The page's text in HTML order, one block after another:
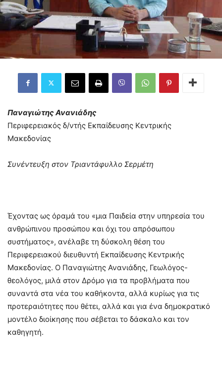
Παναγιώτης Ανανιάδης
Περιφερειακός δ/ντής Εκπαίδευσης Κεντρικής
Μακεδονίας
Συνέντευξη στον Τριαντάφυλλο Σερμέτη
Έχοντας ως όραμά του «μια Παιδεία στην υπηρεσία του
ανθρώπινου προσώπου και όχι του απρόσωπου
συστήματος», ανέλαβε τη δύσκολη θέση του
Περιφερειακού διευθυντή Εκπαίδευσης Κεντρικής
Μακεδονίας. Ο Παναγιώτης Ανανιάδης, Γεωλόγος-
θεολόγος, μιλά στον Δρόμο για τα προβλήματα που
συναντά στα νέα του καθήκοντα, αλλά κυρίως για τις
προτεραιότητες που θέτει, αλλά και για ένα δημοκρατικό
μοντέλο διοίκησης που σέβεται το δάσκαλο και τον
καθηγητή.